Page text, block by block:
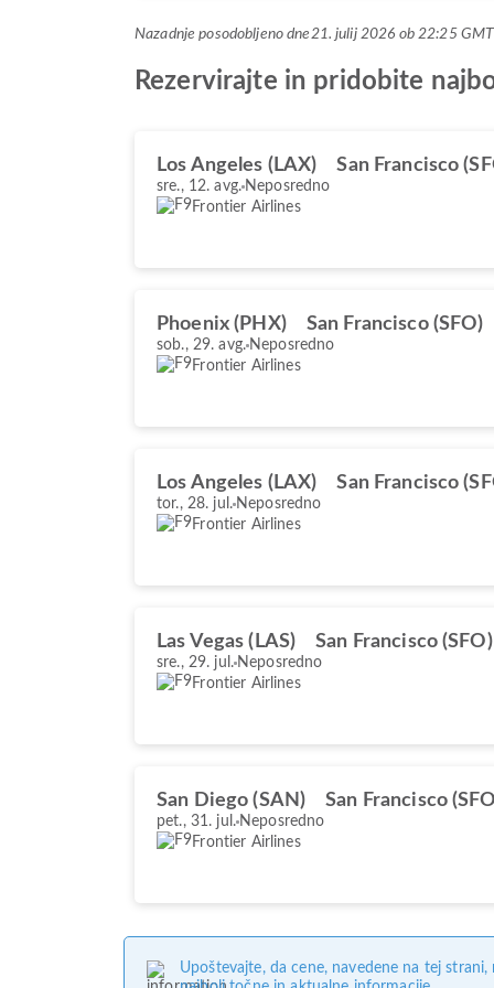
Nazadnje posodobljeno dne21. julij 2026 ob 22:25
Rezervirajte in pridobite
Los Angeles (LAX) San Francisco
sre., 12. avg. Neposredno
Frontier Airlines
Phoenix (PHX) San Francisco (SFO)
sob., 29. avg. Neposredno
Frontier Airlines
Los Angeles (LAX) San Francisco
tor., 28. jul. Neposredno
Frontier Airlines
Las Vegas (LAS) San Francisco (SFO)
sre., 29. jul. Neposredno
Frontier Airlines
San Diego (SAN) San Francisco
pet., 31. jul. Neposredno
Frontier Airlines
Upoštevajte, da cene, navedene na tej